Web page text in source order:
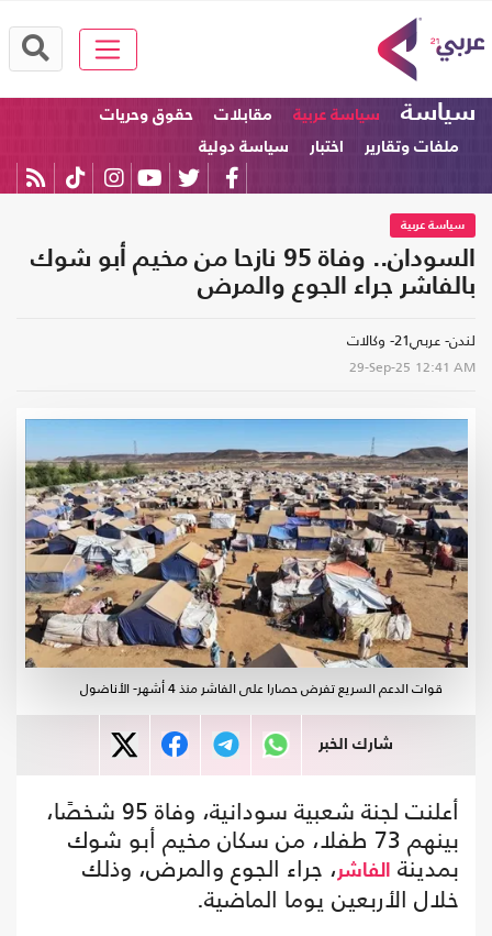
سياسة سياسة عربية مقابلات
حقوق وحريات
ملفات وتقارير
اختبار سياسة دولية
سياسة عربية
السودان.. وفاة 95 نازحا من مخيم أبو شوك
بالفاشر جراء الجوع والمرض
لندن- عربي21- وكالات
29-Sep-25 12:41 AM
قوات الدعم السريع تفرض حصارا على الفاشر منذ 4 أشهر- الأناضول
شارك الخبر
أعلنت لجنة شعبية سودانية، وفاة 95 شخصًا،
بينهم 73 طفلا، من سكان مخيم أبو شوك
بمدينة الفاشر ، جراء الجوع والمرض، وذلك
خلال الأربعين يوما الماضية.